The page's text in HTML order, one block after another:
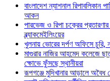
বাংলাদেশ ন্যাশনাল
আকন
পারভেজ ও রিপা চক্রের
ব্ল্যাকমেইলিংয়ের
খুলনায় ভোরের দর্পণ অফিসে
মাগুরার নাজির আহমেদ কলেজে
ক্ষোভে ফুঁসছে স্থানীয়রা
রূপগঞ্জে মুদিখানার আড়ালে অবৈধ